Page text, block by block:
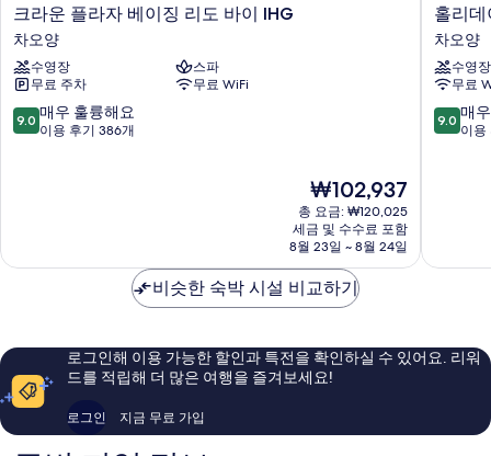
크
라
운
플
라
자
베
IHG
크라운 플라자 베이징 리도 바이 IHG
차오양
수영장
스파
무료 주차
무료 WiFi
10
점
우
요,
용
후
9.0 매우 훌륭해요
이용 후기 386개
현
재
요
금
₩102,937
₩102,937
총 요금: ₩120,025
세금 및 수수료 포함
8월 23일 ~ 8월 24일
홀
리
데
이
인
베
이
어
차
오
홀리
차오양
수영장
무료
10
점
우
요,
이
9.0 매
이용
비슷한 숙박 시설 비교하기
로그인해 이용 가능한 할인과 특전을 확인하실 수 있어요. 리워
드를 적립해 더 많은 여행을 즐겨보세요!
로그인 지금 무료 가입